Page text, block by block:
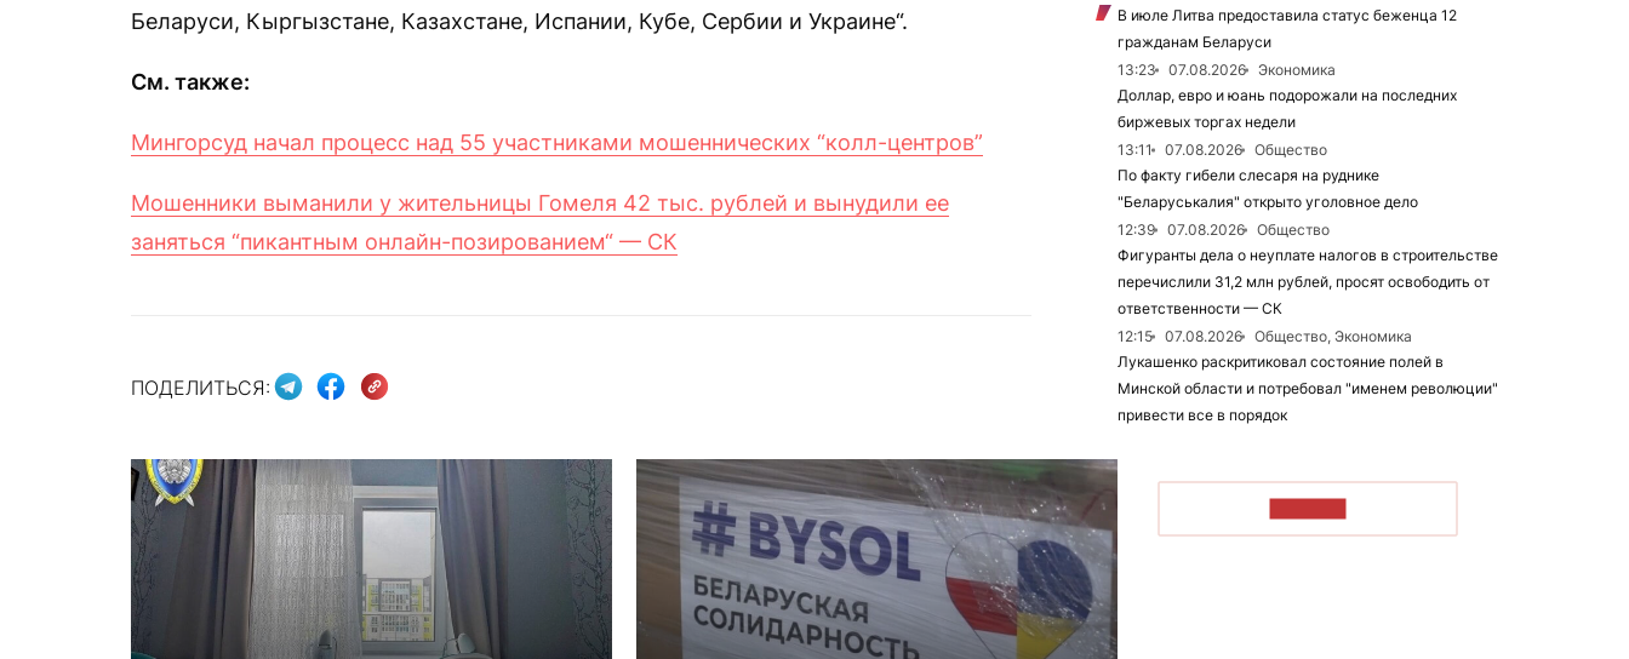
Беларуси, Кыргызстане, Казахстане, Испании, Кубе, Сербии и Украине“.
См. также:
Мингорсуд начал процесс над 55 участниками мошеннических “колл-центров”
Мошенники выманили у жительницы Гомеля 42 тыс. рублей и вынудили ее
заняться “пикантным онлайн-позированием“ — СК
ПОДЕЛИТЬСЯ:
В июле Литва предоставила статус беженца 12
гражданам Беларуси
13:23
07.08.2026
Экономика
Доллар, евро и юань подорожали на последних
биржевых торгах недели
13:11
07.08.2026
Общество
По факту гибели слесаря на руднике
"Беларуськалия" открыто уголовное дело
12:39
07.08.2026
Общество
Фигуранты дела о неуплате налогов в строительстве
перечислили 31,2 млн рублей, просят освободить от
ответственности — СК
12:15
07.08.2026
Общество, Экономика
Лукашенко раскритиковал состояние полей в
Минской области и потребовал "именем революции"
привести все в порядок